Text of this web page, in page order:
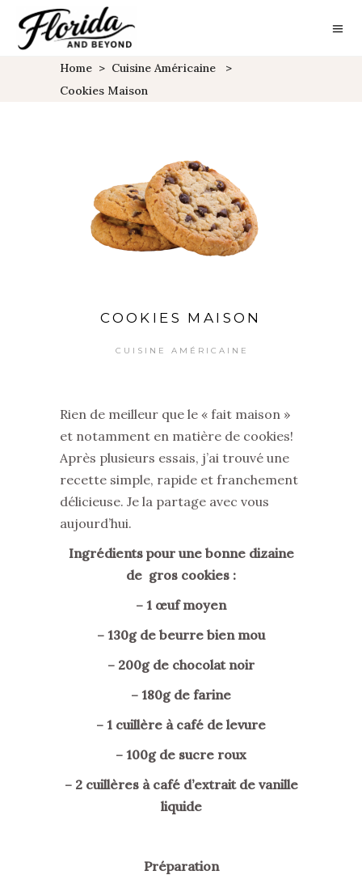
Home > Cuisine Américaine
>
Cookies Maison
COOKIES MAISON
CUISINE AMÉRICAINE
Rien de meilleur que le « fait maison »
et notamment en matière de cookies!
Après plusieurs essais, j’ai trouvé une
recette simple, rapide et franchement
délicieuse. Je la partage avec vous
aujourd’hui.
Ingrédients pour une bonne dizaine
de gros cookies :
– 1 œuf moyen
– 130g de beurre bien mou
– 200g de chocolat noir
– 180g de farine
– 1 cuillère à café de levure
– 100g de sucre roux
– 2 cuillères à café d’extrait de vanille
liquide
Préparation